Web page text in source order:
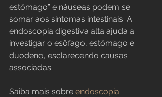
estômago” e náuseas podem se
somar aos sintomas intestinais. A
endoscopia digestiva alta ajuda a
investigar o esôfago, estômago e
duodeno, esclarecendo causas
associadas.
Saiba mais sobre endoscopia